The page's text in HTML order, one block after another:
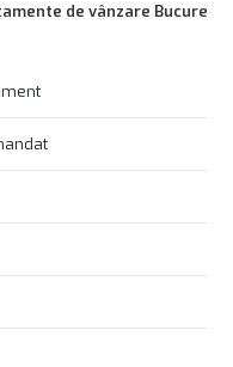
de vânzare Bucuresti
pentru apa calda
poze. Pentru mai multe
ESTE ZERO.